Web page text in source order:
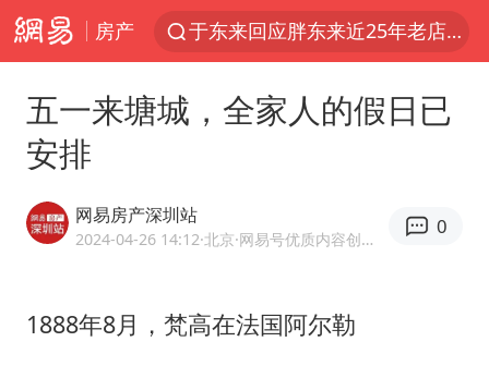
房产
于东来回应胖东来近25年老店年底关闭
中国籍豪华游艇富商之子在泰国被杀
国足U17与阿森纳决赛取消 并列冠军
五一来塘城，全家人的假日已
安排
网易房产深圳站
2024-04-26 14:12·北京 ·网易号优质内容创作者
0
1888年8月，梵高在法国阿尔勒